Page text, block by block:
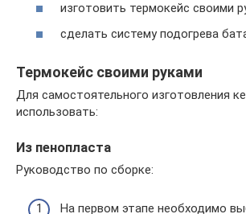
изготовить термокейс своими
сделать систему подогрева
Термокейс своими руками
Для самостоятельного изготовления
использовать:
Из пенопласта
Руководство по сборке:
На первом этапе необходимо